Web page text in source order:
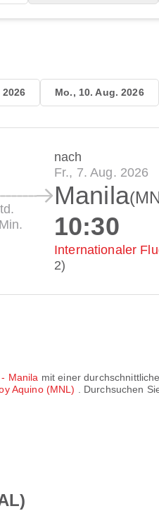
2026 Mo., 10. Aug. 2026
nach
Fr., 7. Aug. 2026
Manila
10:30
Internationaler
2)
Manila mit einer
Aquino (MNL)
. Durchsuchen